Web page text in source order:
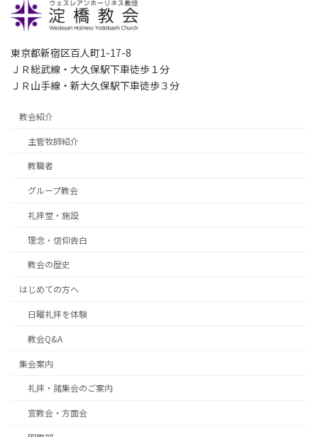
東京都新宿区百人町1-17-8
ＪＲ総武線・大久保駅下車徒歩１分
ＪＲ山手線・新大久保駅下車徒歩３分
教会紹介
主管牧師紹介
教職者
グループ教会
礼拝堂・施設
理念・信仰告白
教会の歴史
はじめての方へ
日曜礼拝を体験
教会Q&A
集会案内
礼拝・諸集会のご案内
宣教会・方面会